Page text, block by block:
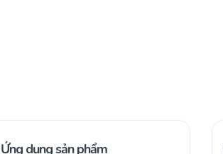
Ứng dụng sản phẩm